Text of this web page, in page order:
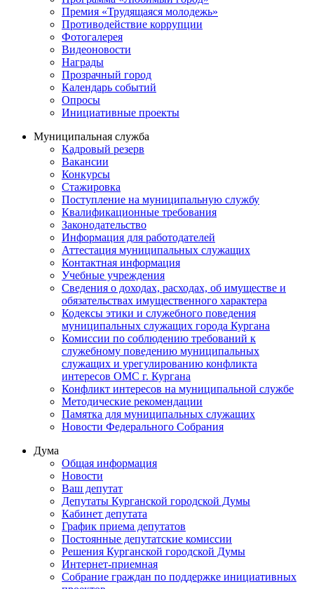
Премия «Трудящаяся молодежь»
Противодействие коррупции
Фотогалерея
Видеоновости
Награды
Прозрачный город
Календарь событий
Опросы
Инициативные проекты
Муниципальная служба
Кадровый резерв
Вакансии
Конкурсы
Стажировка
Поступление на муниципальную службу
Квалификационные требования
Законодательство
Информация для работодателей
Аттестация муниципальных служащих
Контактная информация
Учебные учреждения
Сведения о доходах, расходах, об имуществе и
обязательствах имущественного характера
Кодексы этики и служебного поведения
муниципальных служащих города Кургана
Комиссии по соблюдению требований к
служебному поведению муниципальных
служащих и урегулированию конфликта
интересов ОМС г. Кургана
Конфликт интересов на муниципальной службе
Методические рекомендации
Памятка для муниципальных служащих
Новости Федерального Cобрания
Дума
Общая информация
Новости
Ваш депутат
Депутаты Курганской городской Думы
Кабинет депутата
График приема депутатов
Постоянные депутатские комиссии
Решения Курганской городской Думы
Интернет-приемная
Собрание граждан по поддержке инициативных